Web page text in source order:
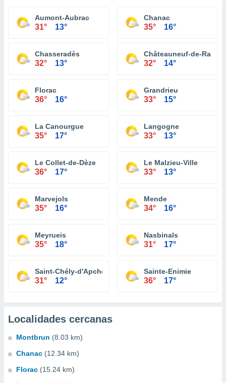
Aumont-Aubrac
31° 13°
Chanac
35° 16°
Chasseradès
32° 13°
Châteauneuf-de-
32° 14°
Florac
36° 16°
Grandrieu
33° 15°
La Canourgue
35° 17°
Langogne
33° 13°
Le Collet-de-Dèze
36° 17°
Le Malzieu-Ville
33° 13°
Marvejols
35° 16°
Mende
34° 16°
Meyrueis
35° 18°
Nasbinals
31° 17°
Saint-Chély-d'Apcher
31° 12°
Sainte-Enimie
36° 17°
Localidades cercanas
Montbrun (8.03 km)
Chanac (12.34 km)
Florac (15.24 km)